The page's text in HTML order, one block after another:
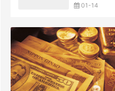
01-14